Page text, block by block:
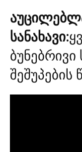
სანახავი:
შეშუპების